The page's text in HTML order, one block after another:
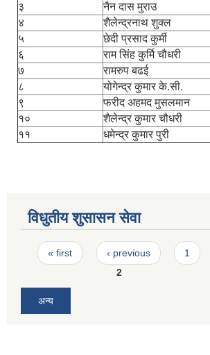
३
नैन दास मुराउ
४
शैलेन्द्रनाथ शुक्ल
५
छेदी प्रसाद कुर्मी
६
राम सिंह कुर्मि चौधरी
७
रामरुप बढई
८
योगेन्द्र कुमार के.सी.
९
फरीद अहमद मुसलमान
१०
शैलेन्द्र कुमार चौधरी
११
धमेन्द्र कुमार पुरी
विधुतीय शुसासन सेवा
Pages
« first ‹ previous
1
2
अन्य